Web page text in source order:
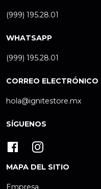
(999) 195.28.01
WHATSAPP
(999) 195.28.01
CORREO ELECTRÓNICO
hola@ignitestore.mx
SÍGUENOS
MAPA DEL SITIO
Empresa